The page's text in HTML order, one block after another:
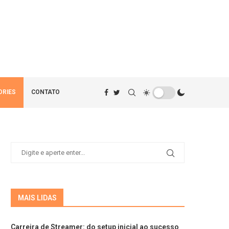
CONTATO
MAIS LIDAS
Carreira de Streamer: do setup inicial ao sucesso